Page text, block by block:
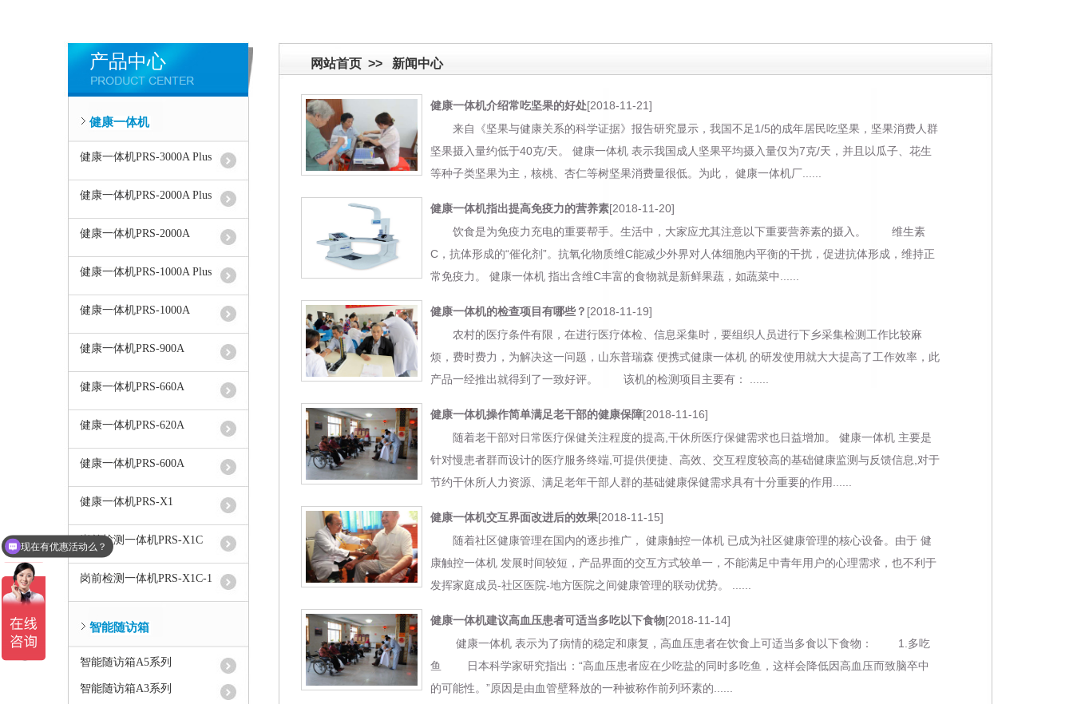
产品中心
健康一体机
健康一体机PRS-3000A Plus
健康一体机PRS-2000A Plus
健康一体机PRS-2000A
健康一体机PRS-1000A Plus
健康一体机PRS-1000A
健康一体机PRS-900A
健康一体机PRS-660A
健康一体机PRS-620A
健康一体机PRS-600A
健康一体机PRS-X1
岗前检测一体机PRS-X1C
岗前检测一体机PRS-X1C-1
智能随访箱
智能随访箱A5系列
智能随访箱A3系列
网站首页 >> 新闻中心
健康一体机介绍常吃坚果的好处[2018-11-21]
来自《坚果与健康关系的科学证据》报告研究显示，我国不足1/5的成年居民吃坚果，坚果消费人群
坚果摄入量约低于40克/天。 健康一体机 表示我国成人坚果平均摄入量仅为7克/天，并且以瓜子、花生
等种子类坚果为主，核桃、杏仁等树坚果消费量很低。为此， 健康一体机厂......
健康一体机指出提高免疫力的营养素[2018-11-20]
饮食是为免疫力充电的重要帮手。生活中，大家应尤其注意以下重要营养素的摄入。 维生素
C，抗体形成的“催化剂”。抗氧化物质维C能减少外界对人体细胞内平衡的干扰，促进抗体形成，维持正
常免疫力。 健康一体机 指出含维C丰富的食物就是新鲜果蔬，如蔬菜中......
健康一体机的检查项目有哪些？ [2018-11-19]
农村的医疗条件有限，在进行医疗体检、信息采集时，要组织人员进行下乡采集检测工作比较麻
烦，费时费力，为解决这一问题，山东普瑞森 便携式健康一体机 的研发使用就大大提高了工作效率，此
产品一经推出就得到了一致好评。 该机的检测项目主要有： ......
健康一体机操作简单满足老干部的健康保障[2018-11-16]
随着老干部对日常医疗保健关注程度的提高,干休所医疗保健需求也日益增加。 健康一体机 主要是
针对慢患者群而设计的医疗服务终端,可提供便捷、高效、交互程度较高的基础健康监测与反馈信息,对于
节约干休所人力资源、满足老年干部人群的基础健康保健需求具有十分重要的作用......
健康一体机交互界面改进后的效果[2018-11-15]
随着社区健康管理在国内的逐步推广， 健康触控一体机 已成为社区健康管理的核心设备。由于 健
康触控一体机 发展时间较短，产品界面的交互方式较单一，不能满足中青年用户的心理需求，也不利于
发挥家庭成员-社区医院-地方医院之间健康管理的联动优势。 ......
健康一体机建议高血压患者可适当多吃以下食物[2018-11-14]
健康一体机 表示为了病情的稳定和康复，高血压患者在饮食上可适当多食以下食物： 1.多吃
鱼 日本科学家研究指出：“高血压患者应在少吃盐的同时多吃鱼，这样会降低因高血压而致脑卒中
的可能性。”原因是由血管壁释放的一种被称作前列环素的......
现在有优惠活动么？